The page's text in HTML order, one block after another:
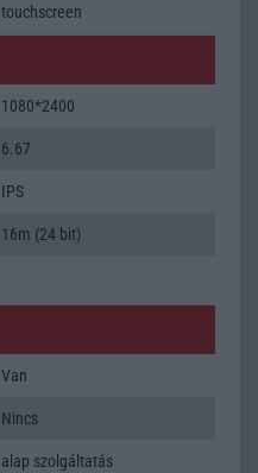
touchscreen
1080*2400
6.67
IPS
16m (24 bit)
Van
Nincs
alap szolgáltatás